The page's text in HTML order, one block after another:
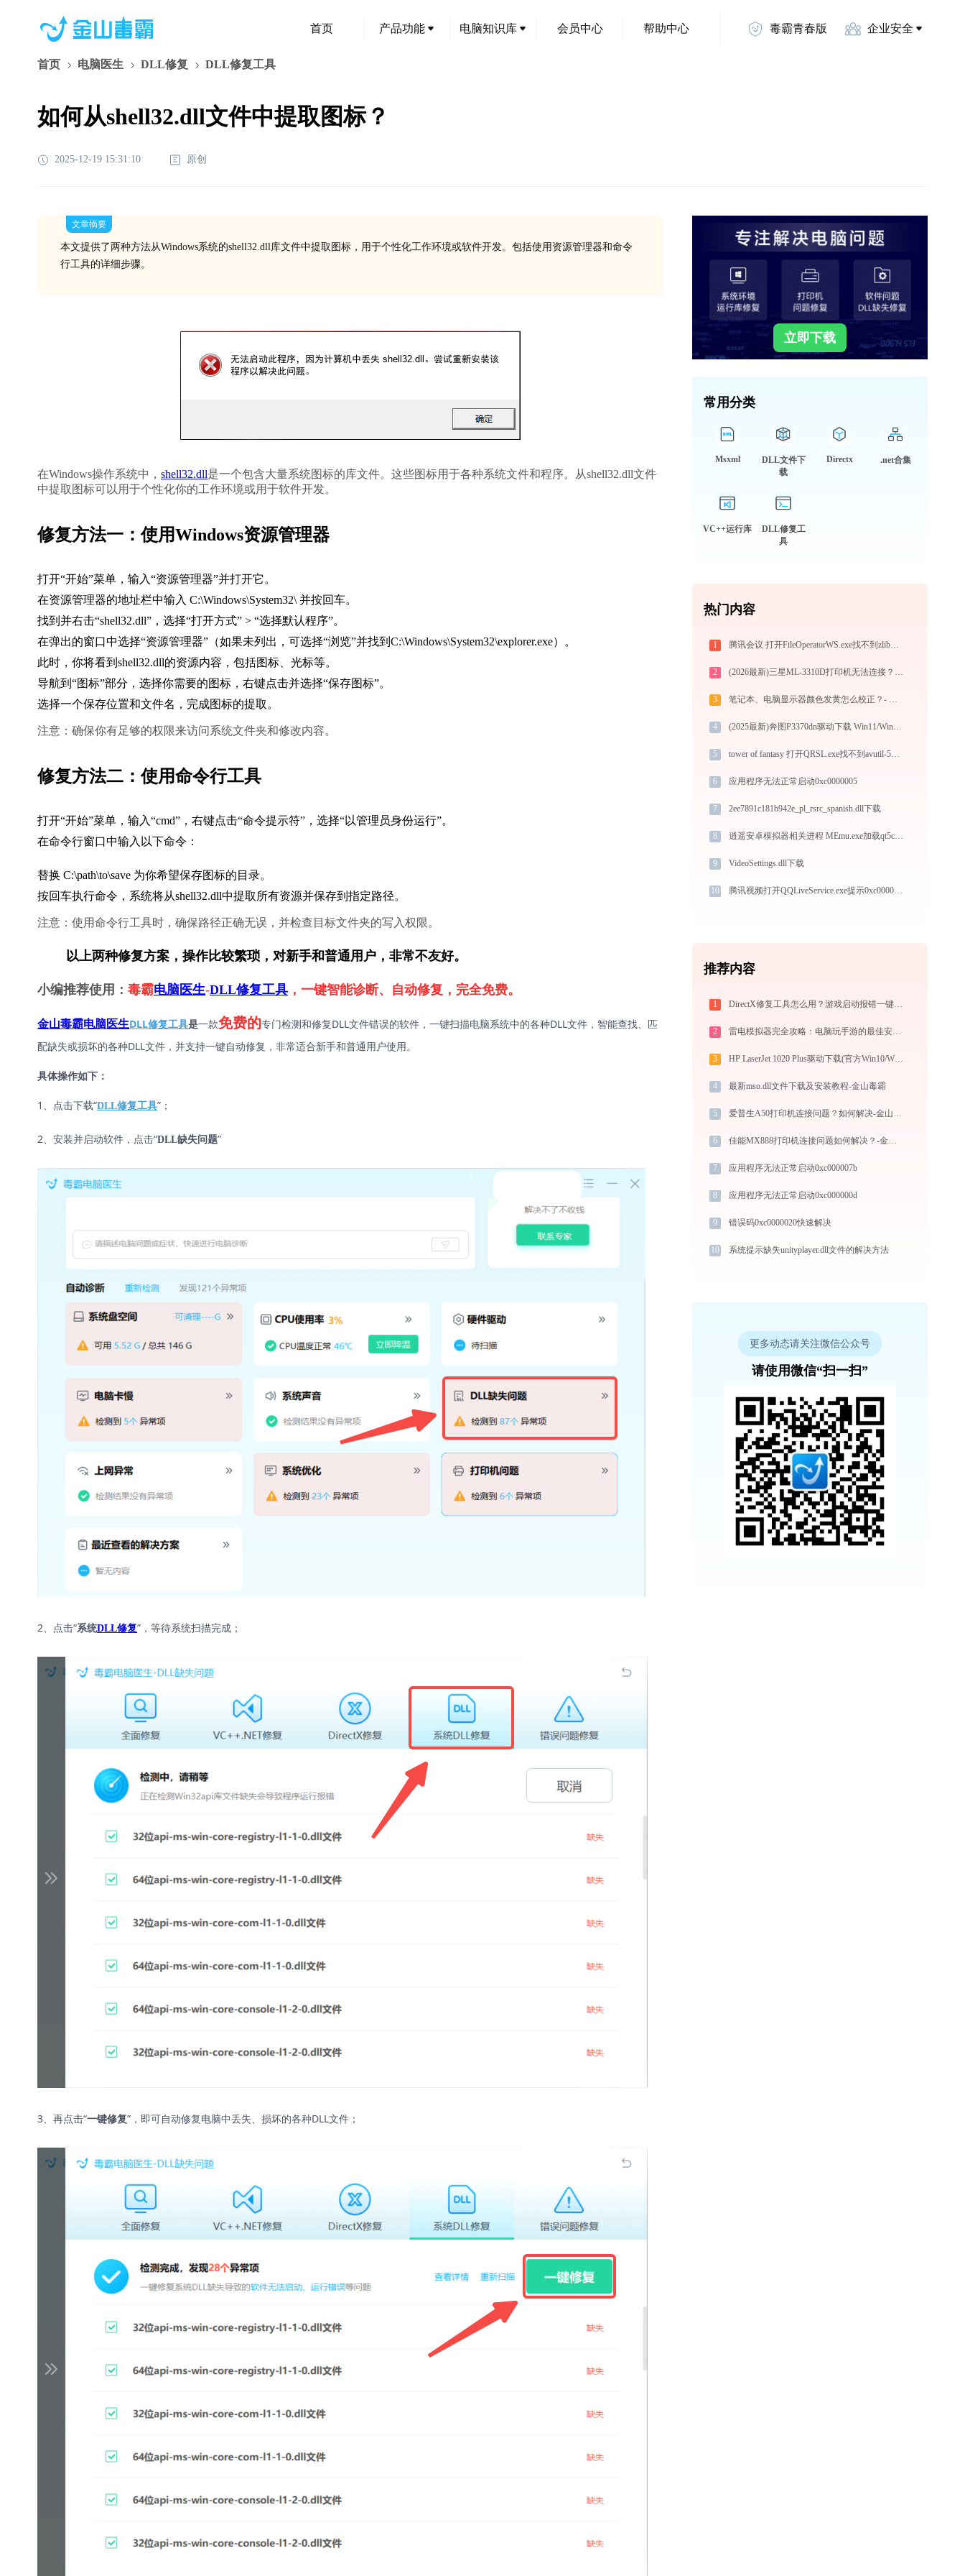
首页 产品功能 电脑知识库 会员中心 帮助中心 毒霸青春版 企业安全
首页 电脑医生 DLL修复 DLL修复工具
如何从shell32.dll文件中提取图标？
2025-12-19 15:31:10 原创
文章摘要
本文提供了两种方法从Windows系统的shell32.dll库文件中提取图标，用于个性化工作环境或软件开发。包括使用资源管理器和命令
行工具的详细步骤。
在Windows操作系统中， shell32.dll是一个包含大量系统图标的库文件。这些图标用于各种系统文件和程序。从shell32.dll文件
中提取图标可以用于个性化你的工作环境或用于软件开发。
修复方法一：使用Windows资源管理器
打开“开始”菜单，输入“资源管理器”并打开它。
在资源管理器的地址栏中输入 C:\Windows\System32\ 并按回车。
找到并右击“shell32.dll”，选择“打开方式” > “选择默认程序”。
在弹出的窗口中选择“资源管理器”（如果未列出，可选择“浏览”并找到C:\Windows\System32\explorer.exe）。
此时，你将看到shell32.dll的资源内容，包括图标、光标等。
导航到“图标”部分，选择你需要的图标，右键点击并选择“保存图标”。
选择一个保存位置和文件名，完成图标的提取。
注意：确保你有足够的权限来访问系统文件夹和修改内容。
修复方法二：使用命令行工具
打开“开始”菜单，输入“cmd”，右键点击“命令提示符”，选择“以管理员身份运行”。
在命令行窗口中输入以下命令：
替换 C:\path\to\save 为你希望保存图标的目录。
按回车执行命令，系统将从shell32.dll中提取所有资源并保存到指定路径。
注意：使用命令行工具时，确保路径正确无误，并检查目标文件夹的写入权限。
以上两种修复方案，操作比较繁琐，对新手和普通用户，非常不友好。
小编推荐使用： 毒霸电脑医生-DLL修复工具 ，一键智能诊断、自动修复，完全免费。
金山毒霸电脑医生DLL修复工具是一款免费的专门检测和修复DLL文件错误的软件，一键扫描电脑系统中的各种DLL文件，智能查找、匹
配缺失或损坏的各种DLL文件，并支持一键自动修复，非常适合新手和普通用户使用。
具体操作如下：
1、点击下载“DLL修复工具”；
2、安装并启动软件，点击“DLL缺失问题”
2、点击“系统DLL修复”，等待系统扫描完成；
3、再点击“一键修复”，即可自动修复电脑中丢失、损坏的各种DLL文件；
立即下载
常用分类
Msxml
DLL文件下
载
Directx .net合集
VC++运行库
DLL修复工
具
热门内容
1 腾讯会议 打开FileOperatorWS.exe找不到zlibwapi.dll怎么办
2 (2026最新)三星ML-3310D打印机无法连接？教你如何解决！
3 笔记本、电脑显示器颜色发黄怎么校正？- 官方最新屏幕设置教程
4 (2025最新)奔图P3370dn驱动下载 Win11/Win10官方版
5 tower of fantasy 打开QRSL.exe找不到avutil-56.dll怎么办
6 应用程序无法正常启动0xc0000005
7 2ee7891c181b942e_pl_rsrc_spanish.dll下载
8 逍遥安卓模拟器相关进程 MEmu.exe加载qt5core.dll文件丢失处理办法
9 VideoSettings.dll下载
10 腾讯视频打开QQLiveService.exe提示0xc000007b错误码怎么办
推荐内容
1 DirectX修复工具怎么用？游戏启动报错一键修复全攻略
2 雷电模拟器完全攻略：电脑玩手游的最佳安卓模拟器下载安装与优化配置指南
3 HP LaserJet 1020 Plus驱动下载(官方Win10/Win11)
4 最新mso.dll文件下载及安装教程-金山毒霸
5 爱普生A50打印机连接问题？如何解决-金山毒霸
6 佳能MX888打印机连接问题如何解决？-金山毒霸
7 应用程序无法正常启动0xc000007b
8 应用程序无法正常启动0xc000000d
9 错误码0xc0000020快速解决
10 系统提示缺失unityplayer.dll文件的解决方法
更多动态请关注微信公众号
请使用微信“扫一扫”